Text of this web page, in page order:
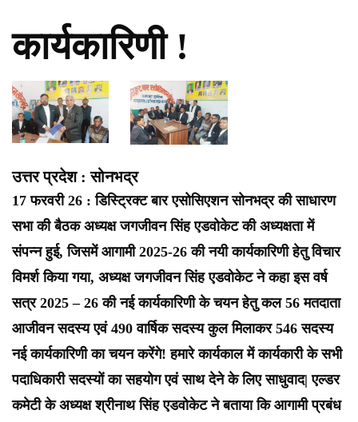
कार्यकारिणी !
उत्तर प्रदेश : सोनभद्र
17 फरवरी 26 : डिस्ट्रिक्ट बार एसोसिएशन सोनभद्र की साधारण
सभा की बैठक अध्यक्ष जगजीवन सिंह एडवोकेट की अध्यक्षता में
संपन्न हुई, जिसमें आगामी 2025-26 की नयी कार्यकारिणी हेतु विचार
विमर्श किया गया, अध्यक्ष जगजीवन सिंह एडवोकेट ने कहा इस वर्ष
सत्र 2025 – 26 की नई कार्यकारिणी के चयन हेतु कल 56 मतदाता
आजीवन सदस्य एवं 490 वार्षिक सदस्य कुल मिलाकर 546 सदस्य
नई कार्यकारिणी का चयन करेंगे! हमारे कार्यकाल में कार्यकारी के सभी
पदाधिकारी सदस्यों का सहयोग एवं साथ देने के लिए साधुवाद| एल्डर
कमेटी के अध्यक्ष श्रीनाथ सिंह एडवोकेट ने बताया कि आगामी प्रबंध